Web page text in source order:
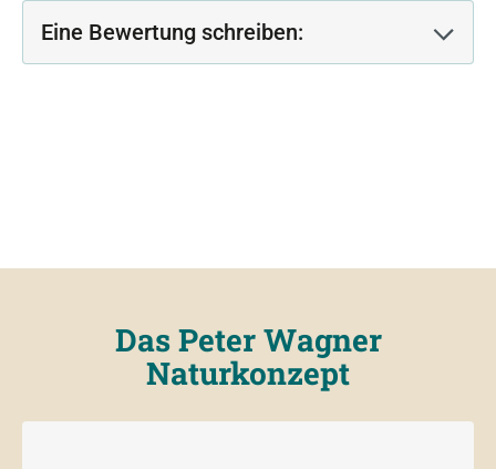
Eine Bewertung schreiben:
Das Peter Wagner
Naturkonzept